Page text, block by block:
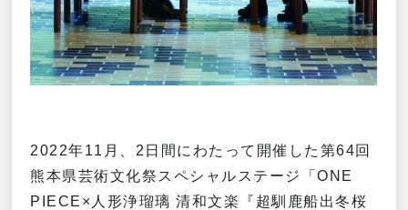
2022年11月、2日間にわたって開催した第64回
熊本県芸術文化祭スペシャルステージ「ONE
PIECE×人形浄瑠璃 清和文楽『超馴鹿船出冬桜